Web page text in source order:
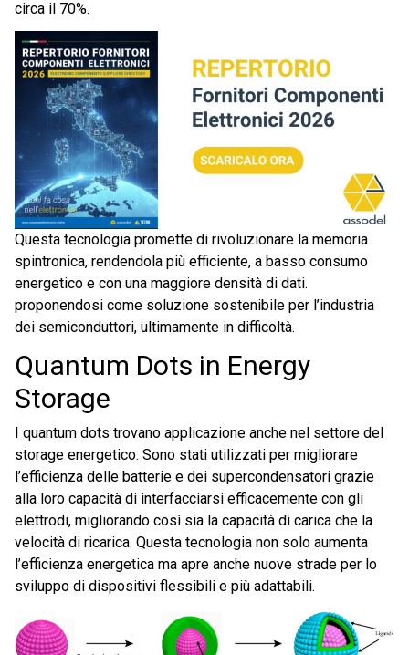
circa il 70%.
Questa tecnologia promette di rivoluzionare la memoria
spintronica, rendendola più efficiente, a basso consumo
energetico e con una maggiore densità di dati.
proponendosi come soluzione sostenibile per l’industria
dei semiconduttori, ultimamente in difficoltà.
Quantum Dots in Energy
Storage
I quantum dots trovano applicazione anche nel settore del
storage energetico. Sono stati utilizzati per migliorare
l’efficienza delle batterie e dei supercondensatori grazie
alla loro capacità di interfacciarsi efficacemente con gli
elettrodi, migliorando così sia la capacità di carica che la
velocità di ricarica. Questa tecnologia non solo aumenta
l’efficienza energetica ma apre anche nuove strade per lo
sviluppo di dispositivi flessibili e più adattabili.